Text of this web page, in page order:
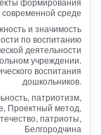
современной среде
и значимость
по воспитанию
деятельности
учреждении.
воспитания
дошкольников.
патриотизм,
Проектный метод,
патриоты,
Белгородчина